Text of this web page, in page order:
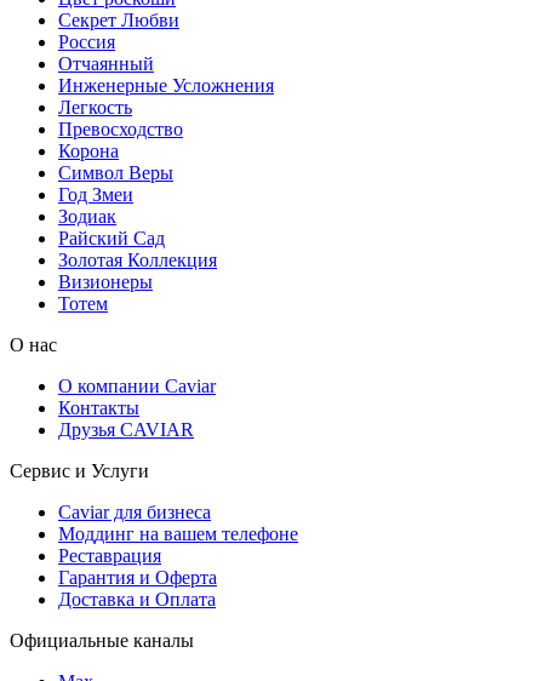
Секрет Любви
Россия
Отчаянный
Инженерные Усложнения
Легкость
Превосходство
Корона
Символ Веры
Год Змеи
Зодиак
Райский Сад
Золотая Коллекция
Визионеры
Тотем
О нас
О компании Caviar
Контакты
Друзья CAVIAR
Сервис и Услуги
Caviar для бизнеса
Моддинг на вашем телефоне
Реставрация
Гарантия и Оферта
Доставка и Оплата
Официальные каналы